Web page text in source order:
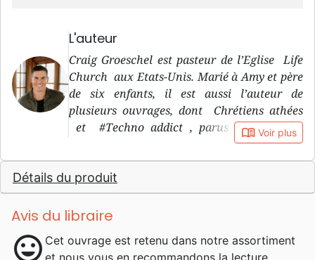
L'auteur
Craig Groeschel est pasteur de l’Eglise Life
Church aux Etats-Unis. Marié à Amy et père
de six enfants, il est aussi l’auteur de
plusieurs ouvrages, dont Chrétiens athées
et #Techno addict , parus aux éditions
book_open Voir plus
Détails du produit
Avis du libraire
mood Cet ouvrage est retenu dans notre assortiment
et nous vous en recommandons la lecture.